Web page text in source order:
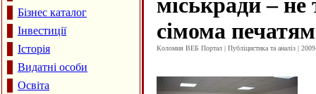
Бізнес каталог
Інвестиції
Історія
Видатні особи
Освіта
сімома
Коломия ВЕБ Портал | Публіцистика та аналіз |